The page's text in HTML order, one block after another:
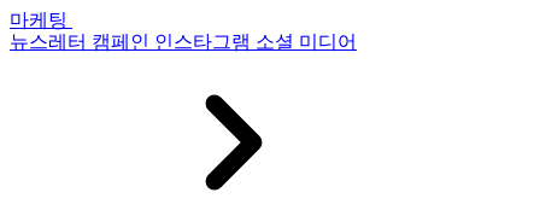
마케팅
뉴스레터 캠페인 인스타그램 소셜 미디어